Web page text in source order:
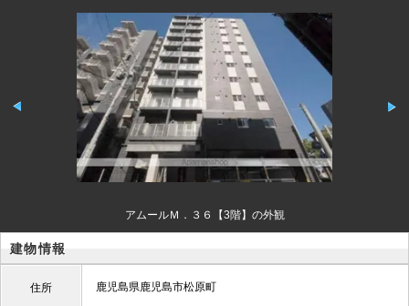
アムールＭ．３６【3階】の外観
建物情報
住所 鹿児島県鹿児島市松原町